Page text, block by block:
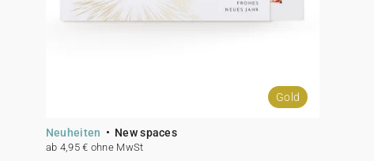
Gold
Neuheiten New spaces
ab 4,95 € ohne MwSt